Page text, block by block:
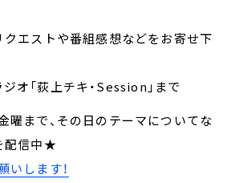
クエストや番組感想などをお寄せ下
「荻上チキ・Session」まで
まで、その日のテーマについてな
配信中★
いします！